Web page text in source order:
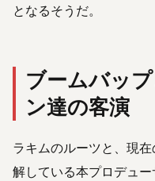
となるそうだ。
ブームバッ
ン達の客演
ラキムのルーツと、現
解している本プロデュー